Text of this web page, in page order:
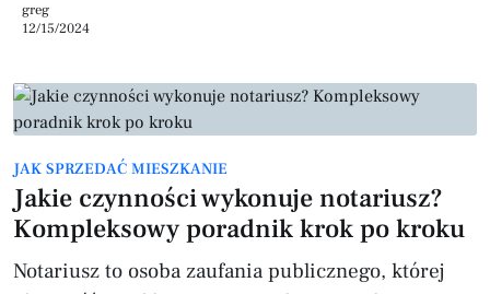
nieruchomościach. Obecnie system obsługuje
korzysta miesięcznie średnio 1,5 miliona
użytkowników. Czym są księgi wieczyste? Księgi
dokumentują stan prawny nieruchomości w
Polsce. Ich historia sięga XIX wieku, a pierwsze
księgi wieczyste w
greg
12/15/2024
JAK SPRZEDAĆ MIESZKANIE
Jakie czynności wykonuje notariusz?
Kompleksowy poradnik krok po kroku
Notariusz to osoba zaufania publicznego, której